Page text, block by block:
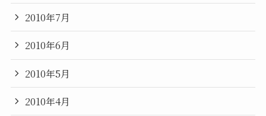
2010年7月
2010年6月
2010年5月
2010年4月